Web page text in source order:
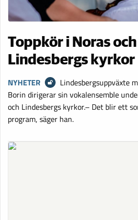
Toppkör i Noras och
Lindesbergs kyrkor
NYHETER
Lindesbergsuppväxte
Borin dirigerar sin vokalensemble
och Lindesbergs kyrkor.– Det blir ett
program, säger han.